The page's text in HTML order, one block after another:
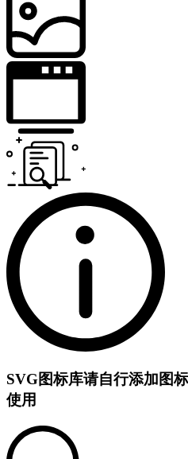
SVG图标库请自行添加图
使用